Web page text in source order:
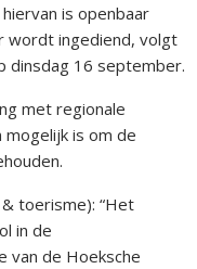
is openbaar
wordt ingediend, volgt
dinsdag 16 september.
met regionale
is om de
toerisme): “Het
in de
van de Hoeksche